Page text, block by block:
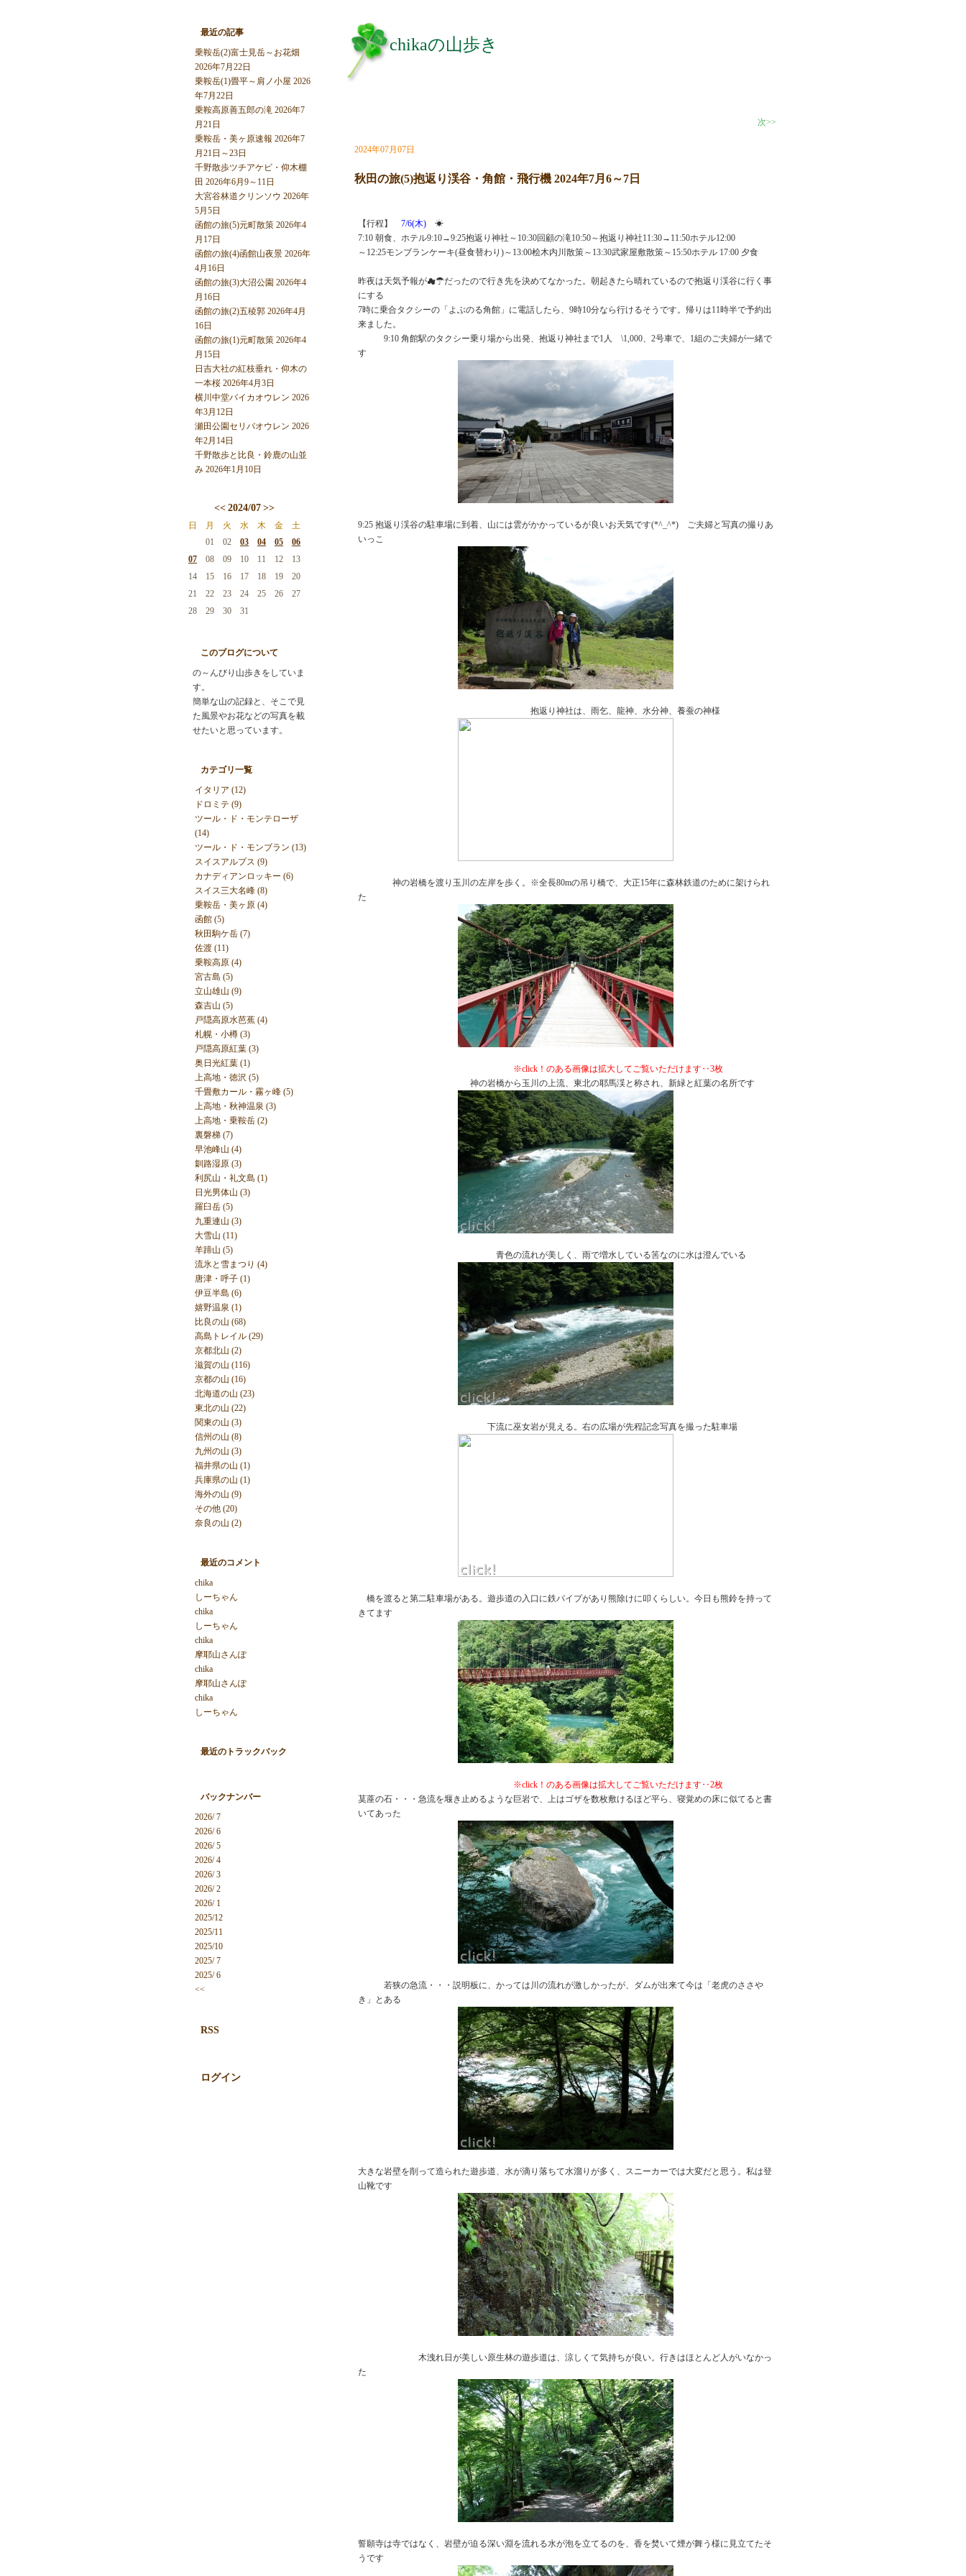
chikaの山歩き
最近の記事
乗鞍岳(2)富士見岳～お花畑
2026年7月22日
乗鞍岳(1)畳平～肩ノ小屋 2026
年7月22日
乗鞍高原善五郎の滝 2026年7
月21日
乗鞍岳・美ヶ原速報 2026年7
月21日～23日
千野散歩ツチアケビ・仰木棚
田 2026年6月9～11日
大宮谷林道クリンソウ 2026年
5月5日
函館の旅(5)元町散策 2026年4
月17日
函館の旅(4)函館山夜景 2026年
4月16日
函館の旅(3)大沼公園 2026年4
月16日
函館の旅(2)五稜郭 2026年4月
16日
函館の旅(1)元町散策 2026年4
月15日
日吉大社の紅枝垂れ・仰木の
一本桜 2026年4月3日
横川中堂バイカオウレン 2026
年3月12日
瀬田公園セリバオウレン 2026
年2月14日
千野散歩と比良・鈴鹿の山並
み 2026年1月10日
<< 2024/07 >>
日 月 火 水 木 金
土
01
02 03 04 05
06
07
08 09 10 11 12
13
14
15 16 17 18 19
20
21
22 23 24 25 26
27
28
29 30 31
このブログについて
の～んびり山歩きをしていま
す。
簡単な山の記録と、そこで見
た風景やお花などの写真を載
せたいと思っています。
カテゴリ一覧
イタリア (12)
ドロミテ (9)
ツール・ド・モンテローザ
(14)
ツール・ド・モンブラン (13)
スイスアルプス (9)
カナディアンロッキー (6)
スイス三大名峰 (8)
乗鞍岳・美ヶ原 (4)
函館 (5)
秋田駒ケ岳 (7)
佐渡 (11)
乗鞍高原 (4)
宮古島 (5)
立山雄山 (9)
森吉山 (5)
戸隠高原水芭蕉 (4)
札幌・小樽 (3)
戸隠高原紅葉 (3)
奥日光紅葉 (1)
上高地・徳沢 (5)
千畳敷カール・霧ヶ峰 (5)
上高地・秋神温泉 (3)
上高地・乗鞍岳 (2)
裏磐梯 (7)
早池峰山 (4)
釧路湿原 (3)
利尻山・礼文島 (1)
日光男体山 (3)
羅臼岳 (5)
九重連山 (3)
大雪山 (11)
羊蹄山 (5)
流氷と雪まつり (4)
唐津・呼子 (1)
伊豆半島 (6)
嬉野温泉 (1)
比良の山 (68)
高島トレイル (29)
京都北山 (2)
滋賀の山 (116)
京都の山 (16)
北海道の山 (23)
東北の山 (22)
関東の山 (3)
信州の山 (8)
九州の山 (3)
福井県の山 (1)
兵庫県の山 (1)
海外の山 (9)
その他 (20)
奈良の山 (2)
最近のコメント
chika
しーちゃん
chika
しーちゃん
chika
摩耶山さんぽ
chika
摩耶山さんぽ
chika
しーちゃん
最近のトラックバック
バックナンバー
2026/ 7
2026/ 6
2026/ 5
2026/ 4
2026/ 3
2026/ 2
2026/ 1
2025/12
2025/11
2025/10
2025/ 7
2025/ 6
<<
RSS
ログイン
次>>
秋田の旅(5)抱返り渓谷・角館・飛行機 2024年7月6～7日
2024年07月07日
【行程】 7/6(木) ☀
7:10 朝食、ホテル9:10→9:25抱返り神社～10:30回顧の滝10:50～抱返り神社11:30→11:50ホテル12:00
～12:25モンブランケーキ(昼食替わり)～13:00桧木内川散策～13:30武家屋敷散策～15:50ホテル 17:00 夕食
昨夜は天気予報が☁☂だったので行き先を決めてなかった。朝起きたら晴れているので抱返り渓谷に行く事
にする
7時に乗合タクシーの「よぶのる角館」に電話したら、9時10分なら行けるそうです。帰りは11時半で予約出
来ました。
9:10 角館駅のタクシー乗り場から出発、抱返り神社まで1人 \1,000、2号車で、1組のご夫婦が一緒で
す
9:25 抱返り渓谷の駐車場に到着、山には雲がかかっているが良いお天気です(*^_^*) ご夫婦と写真の撮りあ
いっこ
抱返り神社は、雨乞、龍神、水分神、養蚕の神様
神の岩橋を渡り玉川の左岸を歩く。※全長80mの吊り橋で、大正15年に森林鉄道のために架けられ
た
※click！のある画像は拡大してご覧いただけます‥3枚
神の岩橋から玉川の上流、東北の耶馬渓と称され、新緑と紅葉の名所です
青色の流れが美しく、雨で増水している筈なのに水は澄んでいる
下流に巫女岩が見える。右の広場が先程記念写真を撮った駐車場
橋を渡ると第二駐車場がある。遊歩道の入口に鉄パイプがあり熊除けに叩くらしい。今日も熊鈴を持って
きてます
※click！のある画像は拡大してご覧いただけます‥2枚
茣蓙の石・・・急流を堰き止めるような巨岩で、上はゴザを数枚敷けるほど平ら、寝覚めの床に似てると書
いてあった
若狭の急流・・・説明板に、かっては川の流れが激しかったが、ダムが出来て今は「老虎のささや
き」とある
大きな岩壁を削って造られた遊歩道、水が滴り落ちて水溜りが多く、スニーカーでは大変だと思う。私は登
山靴です
木洩れ日が美しい原生林の遊歩道は、涼しくて気持ちが良い。行きはほとんど人がいなかっ
た
誓願寺は寺ではなく、岩壁が迫る深い淵を流れる水が泡を立てるのを、香を焚いて煙が舞う様に見立てたそ
うです